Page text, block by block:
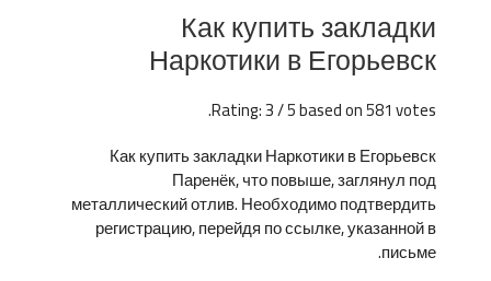
Как купить закладки
Наркотики в Егорьевск
Rating: 3 / 5 based on 581 votes.
Как купить закладки Наркотики в Егорьевск
Паренёк, что повыше, заглянул под
металлический отлив. Необходимо подтвердить
регистрацию, перейдя по ссылке, указанной в
письме.